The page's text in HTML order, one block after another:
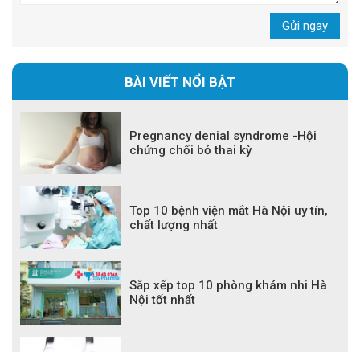
Gửi ngay
BÀI VIẾT NỔI BẬT
Pregnancy denial syndrome -Hội
chứng chối bỏ thai kỳ
Top 10 bệnh viện mắt Hà Nội uy tín,
chất lượng nhất
Sắp xếp top 10 phòng khám nhi Hà
Nội tốt nhất